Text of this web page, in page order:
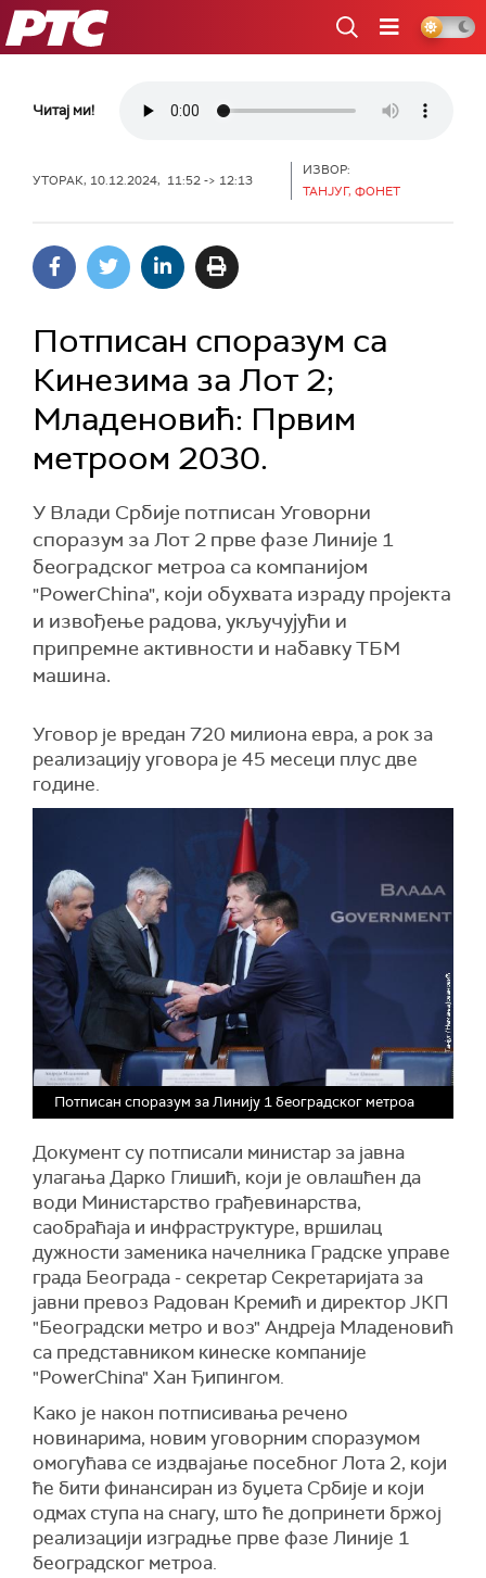
РТС
Читај ми!
УТОРАК, 10.12.2024, 11:52 -> 12:13
ИЗВОР:
ТАНЈУГ, ФОНЕТ
Потписан споразум са
Кинезима за Лот 2;
Младеновић: Првим
метроом 2030.
У Влади Србије потписан Уговорни
споразум за Лот 2 прве фазе Линије 1
београдског метроа са компанијом
"PowerChina", који обухвата израду пројекта
и извођење радова, укључујући и
припремне активности и набавку ТБМ
машина.
Уговор је вредан 720 милиона евра, а рок за
реализацију уговора је 45 месеци плус две
године.
Потписан споразум за Линију 1 београдског метроа
Документ су потписали министар за јавна
улагања Дарко Глишић, који је овлашћен да
води Министарство грађевинарства,
саобраћаја и инфраструктуре, вршилац
дужности заменика начелника Градске управе
града Београда - секретар Секретаријата за
јавни превоз Радован Кремић и директор ЈКП
"Београдски метро и воз" Андреја Младеновић
са представником кинеске компаније
"PowerChina" Хан Ђипингом.
Како је након потписивања речено
новинарима, новим уговорним споразумом
омогућава се издвајање посебног Лота 2, који
ће бити финансиран из буџета Србије и који
одмах ступа на снагу, што ће допринети бржој
реализацији изградње прве фазе Линије 1
београдског метроа.